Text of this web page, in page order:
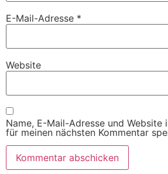
E-Mail-Adresse *
Website
Name, E-Mail-Adresse und Website
für meinen nächsten Kommentar